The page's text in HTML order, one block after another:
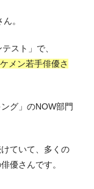
。
スト」で、
メン若手俳優さ
グ」のNOW部門
ていて、多くの
優さんです。